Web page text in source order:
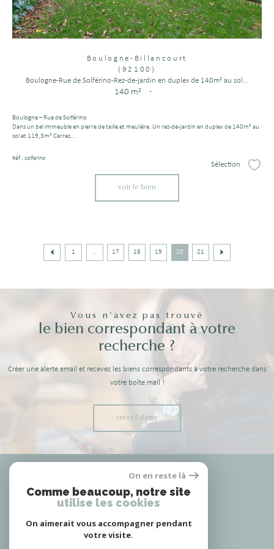
Boulogne-Billancourt
(92100)
Boulogne-Rue de Solférino-Rez-de-jardin en duplex de 140m² au sol...
140 m² -
Boulogne – Rue de Solférino
Dans un bel immeuble en pierre de taille et meulière. Un rez-de-jardin en duplex de 140m² au
sol et 119,3m² Carrez...
Réf : solferino
Sélection
voir le bien
1 ... 17 18 19 20 21
Vous n'avez pas trouvé
le bien correspondant à votre
recherche ?
Créer une alerte email et recevez les biens correspondants à votre recherche dans
votre boîte mail !
créer l'alerte
adhérons
Nous
On en reste là
Comme beaucoup, notre site
utilise les cookies
On aimerait vous accompagner pendant
votre visite.